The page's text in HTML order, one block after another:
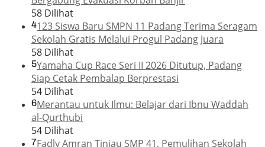
58 Dilihat
4123 Siswa Baru SMPN 11 Padang Terima Seragam
Sekolah Gratis Melalui Progul Padang Juara
58 Dilihat
5Yamaha Cup Race Seri II 2026 Ditutup, Padang
Siap Cetak Pembalap Berprestasi
54 Dilihat
6Merantau untuk Ilmu: Belajar dari Ibnu Waddah
al-Qurthubi
54 Dilihat
7Fadly Amran Tinjau SMP 41, Pemulihan Sekolah